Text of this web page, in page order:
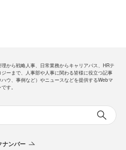
理から戦略人事、日常業務からキャリアパス、HRテ
ジーまで、人事部や人事に関わる皆様に役立つ記事
ハウ、事例など）やニュースなどを提供するWebマ
す。
ナンバー